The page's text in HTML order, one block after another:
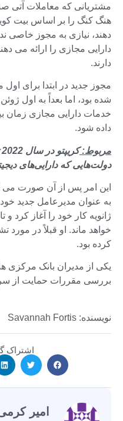
مشتریانی که معاملات آتی
دهند، نیازی به مجوز خاصی
دارند.
مجوز جدید در ابتدا برای
شده بود، اما بعداً به اول ژوئن
خدمات دارایی مجازی زمان
داده شود.
مربوط:
دولت‌هایی که دارایی‌های
به عنوان مدیرعامل جدید
ژانویه کار خود را آغاز کرد
خواهد ماند. او قبلاً در
کرده بود.
یکی از مدیران بانک مرکزی
بررسی مقررات حمایت از
نویسنده: Savannah Fortis
اشتراک
امیر